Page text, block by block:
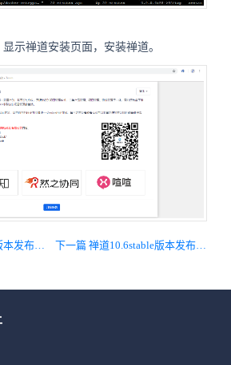
示禅道安装页面，安装禅道。
下一篇 禅道10.6stable版本发布，主要调整备份机制，调整后台菜单，修复bug